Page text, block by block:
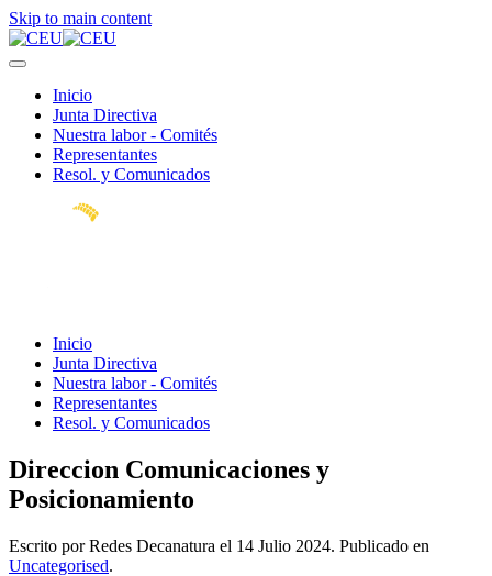
Skip to main content
Inicio
Junta Directiva
Nuestra labor - Comités
Representantes
Resol. y Comunicados
Inicio
Junta Directiva
Nuestra labor - Comités
Representantes
Resol. y Comunicados
Direccion Comunicaciones y
Posicionamiento
Escrito por Redes Decanatura el 14 Julio 2024. Publicado en
Uncategorised.